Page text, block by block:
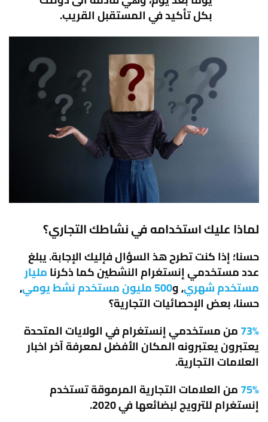
بكل تأكيد في المستقبل القريب.
لماذا عليك استخدامه في نشاطك التجاري؟
حسنا؛ إذا كنت تطرح هذ السؤال فإليك الإجابة. يبلغ
عدد مستخدمي إنستغرام النشطين كما ذكرنامليار
مستخدم شهري, و500 مليون مستخدم نشط يومي ,
حسنا، بعض الإحصائيات التجارية؟
73%من مستخدمي إنستغرام في الولايات المتحدة
يعتبرون يعتبرونه المكان الأفضل لمعرفة آخر اخبار
العلامات التجارية.
75%من العلامات التجارية المرموقة تستخدم
إنستغرام للترويج لبضائعها في 2020.